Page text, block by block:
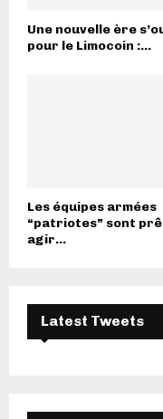
Une nouvelle ère
pour le Limocoin :...
Les équipes armées
“patriotes” sont
agir...
Latest Tweets